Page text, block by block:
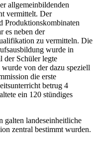
allgemeinbildenden
vermittelt. Der
Produktionskombinaten
es neben der
zu vermitteln. Die
wurde in
der Schüler legte
von der dazu speziell
die erste
betrug 4
ein 120 stündiges
galten landeseinheitliche
zentral bestimmt wurden.